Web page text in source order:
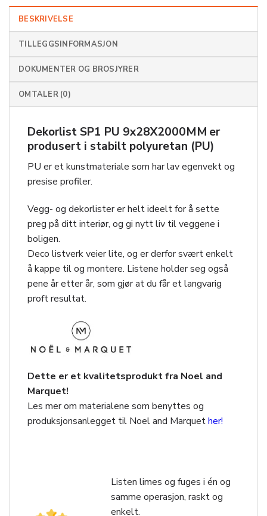
BESKRIVELSE
TILLEGGSINFORMASJON
DOKUMENTER OG BROSJYRER
OMTALER (0)
Dekorlist SP1 PU 9x28X2000MM er
produsert i stabilt polyuretan (PU)
PU er et kunstmateriale som har lav egenvekt og
presise profiler.
Vegg- og dekorlister er helt ideelt for å sette
preg på ditt interiør, og gi nytt liv til veggene i
boligen.
Deco listverk veier lite, og er derfor svært enkelt
å kappe til og montere. Listene holder seg også
pene år etter år, som gjør at du får et langvarig
proft resultat.
Dette er et kvalitetsprodukt fra Noel and
Marquet!
Les mer om materialene som benyttes og
produksjonsanlegget til Noel and Marquether!
Listen limes og fuges i én og
samme operasjon, raskt og
enkelt.